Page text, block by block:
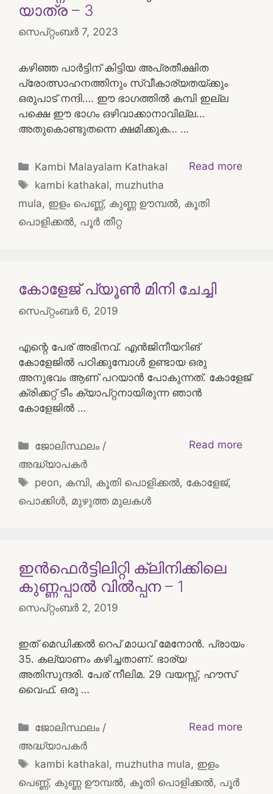
യാത്ര – 3
സെപ്റ്റംബർ 7, 2023
കഴിഞ്ഞ പാർട്ടിന് കിട്ടിയ അപ്രതീക്ഷിത
പ്രോത്സാഹനത്തിനും സ്വീകാര്യതയ്ക്കും
ഒരുപാട് നന്ദി…. ഈ ഭാഗത്തിൽ കമ്പി ഇല്ല
പക്ഷെ ഈ ഭാഗം ഒഴിവാക്കാനാവില്ല…
അതുകൊണ്ടുതന്നെ ക്ഷമിക്കുക… …
Read more
Categories
Kambi Malayalam Kathakal
Tags
kambi kathakal, muzhutha
mula, ഇളം പെണ്ണ്, കുണ്ണ ഊമ്പൽ, കൂതി
പൊളിക്കൽ, പൂർ തീറ്റ
കോളേജ് പ്യൂൺ മിനി ചേച്ചി
സെപ്റ്റംബർ 6, 2019
എന്റെ പേര് അഭിനവ്‌. എൻജിനീയറിങ്
കോളേജിൽ പഠിക്കുമ്പോൾ ഉണ്ടായ ഒരു
അനുഭവം ആണ് പറയാൻ പോകുന്നത്. കോളേജ്
ക്രിക്കറ്റ് ടീം ക്യാപ്റ്റനായിരുന്ന ഞാൻ
കോളേജിൽ …
Read more
Categories
ജോലിസ്ഥലം /
അദ്ധ്യാപകർ
Tags
peon, കമ്പി, കൂതി പൊളിക്കൽ, കോളേജ്,
പൊക്കിൾ, മുഴുത്ത മുലകൾ
ഇൻഫെർട്ടിലിറ്റി ക്ലിനിക്കിലെ
കുണ്ണപ്പാൽ വിൽപ്പന – 1
സെപ്റ്റംബർ 2, 2019
ഇത് മെഡിക്കൽ റെപ് മാധവ്‌ മേനോൻ. പ്രായം
35. കല്യാണം കഴിച്ചതാണ്. ഭാര്യ
അതിസുന്ദരി. പേര് നീലിമ. 29 വയസ്സ്, ഹൗസ്
വൈഫ്. ഒരു …
Read more
Categories
ജോലിസ്ഥലം /
അദ്ധ്യാപകർ
Tags
kambi kathakal, muzhutha mula, ഇളം
പെണ്ണ്, കുണ്ണ ഊമ്പൽ, കൂതി പൊളിക്കൽ, പൂർ